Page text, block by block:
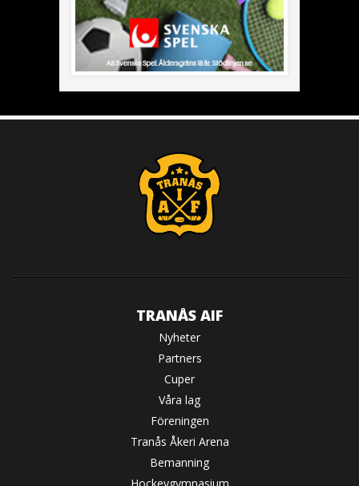
TRANÅS AIF
Nyheter
Partners
Cuper
Våra lag
Föreningen
Tranås Åkeri Arena
Bemanning
Hockeygymnasium